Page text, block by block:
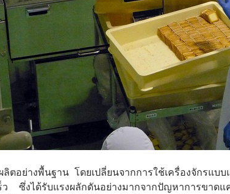
ลิตอย่างพื้นฐาน โดยเปลี่ยนจากการใช้เครื่องจักร
ว ซึ่งได้รับแรงผลักดันอย่างมากจากปัญหาการขาด